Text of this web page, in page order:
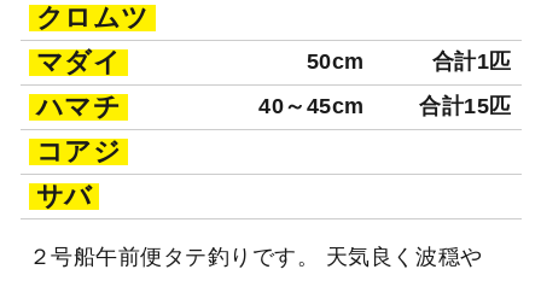
クロムツ
マダイ
50cm 合計1匹
ハマチ 40～45cm 合計15匹
コアジ
サバ
２号船午前便タテ釣りです。 天気良く波穏や